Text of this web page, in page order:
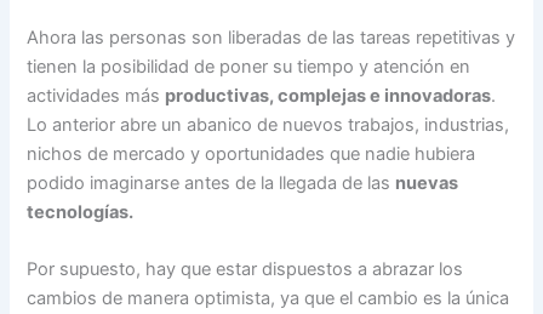
Ahora las personas son liberadas de las tareas repetitivas y
tienen la posibilidad de poner su tiempo y atención en
actividades más productivas, complejas e innovadoras.
Lo anterior abre un abanico de nuevos trabajos, industrias,
nichos de mercado y oportunidades que nadie hubiera
podido imaginarse antes de la llegada de las nuevas
tecnologías.
Por supuesto, hay que estar dispuestos a abrazar los
cambios de manera optimista, ya que el cambio es la única